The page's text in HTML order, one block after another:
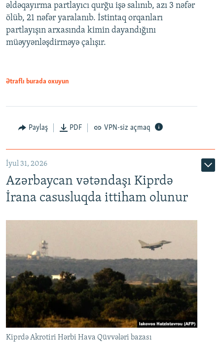
əldəqayırma partlayıcı qurğu işə salınıb, azı 3 nəfər
ölüb, 21 nəfər yaralanıb. İstintaq orqanları
partlayışın arxasında kimin dayandığını
müəyyənləşdirməyə çalışır.
Ətraflı burada oxuyun
Paylaş PDF VPN-siz açmaq
İyul 31, 2026
Azərbaycan vətəndaşı Kiprdə
İrana casusluqda ittiham olunur
Kiprdə Akrotiri Hərbi Hava Qüvvələri bazası